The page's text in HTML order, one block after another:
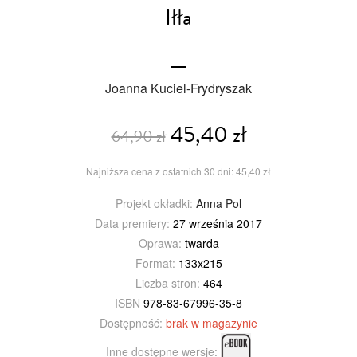
Iłła
Joanna Kuciel-Frydryszak
64,90 zł45,40 zł
Najniższa cena z ostatnich 30 dni: 45,40 zł
Projekt okładki: Anna Pol
Data premiery: 27 września 2017
Oprawa: twarda
Format: 133x215
Liczba stron: 464
ISBN 978-83-67996-35-8
Dostępność: brak w magazynie
Inne dostępne wersje: